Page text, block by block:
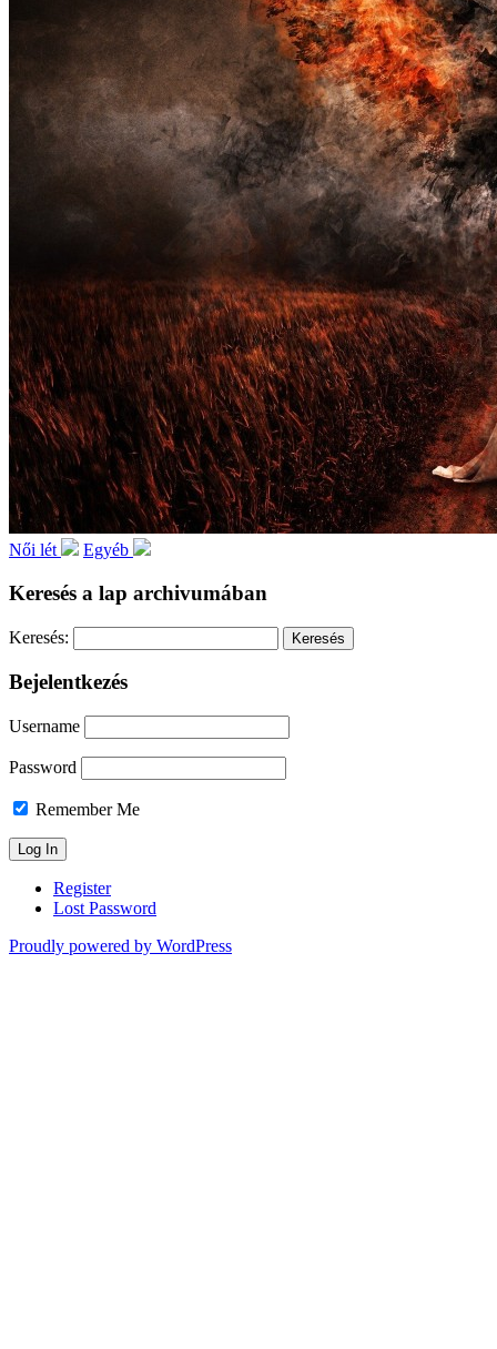
Női lét Egyéb
Keresés a lap archivumában
Keresés:
Bejelentkezés
Username
Password
Remember Me
Register
Lost Password
Proudly powered by WordPress